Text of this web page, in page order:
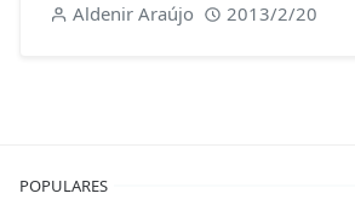
Aldenir Araújo 2013/2/20
POPULARES